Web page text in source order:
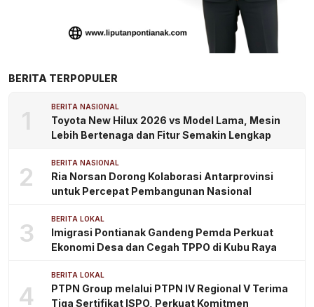
BERITA TERPOPULER
1 BERITA NASIONAL
Toyota New Hilux 2026 vs Model Lama, Mesin
Lebih Bertenaga dan Fitur Semakin Lengkap
2 BERITA NASIONAL
Ria Norsan Dorong Kolaborasi Antarprovinsi
untuk Percepat Pembangunan Nasional
3 BERITA LOKAL
Imigrasi Pontianak Gandeng Pemda Perkuat
Ekonomi Desa dan Cegah TPPO di Kubu Raya
4
BERITA LOKAL
PTPN Group melalui PTPN IV Regional V Terima
Tiga Sertifikat ISPO, Perkuat Komitmen